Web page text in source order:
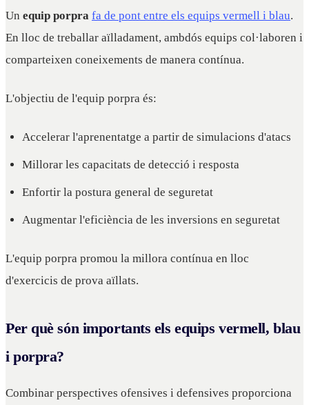
Un equip porpra fa de pont entre els equips vermell i blau.
En lloc de treballar aïlladament, ambdós equips col·laboren i
comparteixen coneixements de manera contínua.
L'objectiu de l'equip porpra és:
Accelerar l'aprenentatge a partir de simulacions d'atacs
Millorar les capacitats de detecció i resposta
Enfortir la postura general de seguretat
Augmentar l'eficiència de les inversions en seguretat
L'equip porpra promou la millora contínua en lloc
d'exercicis de prova aïllats.
Per què són importants els equips vermell, blau
i porpra?
Combinar perspectives ofensives i defensives proporciona